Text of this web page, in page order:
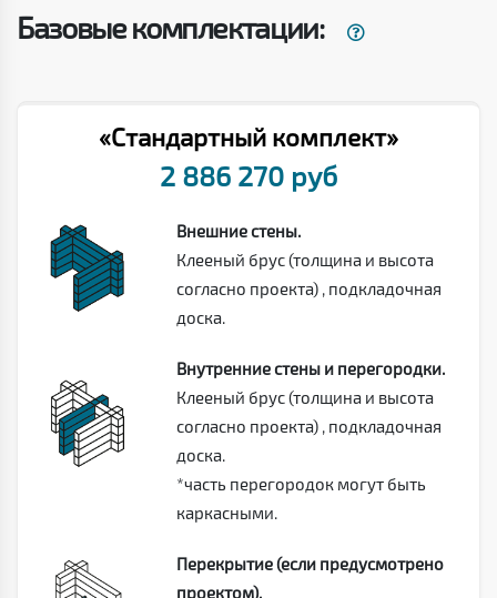
Базовые комплектации:
«Стандартный комплект»
2 886 270 руб
Внешние стены.
Клееный брус (толщина и высота
согласно проекта) , подкладочная
доска.
Внутренние стены и перегородки.
Клееный брус (толщина и высота
согласно проекта) , подкладочная
доска.
*часть перегородок могут быть
каркасными.
Перекрытие (если предусмотрено
проектом).